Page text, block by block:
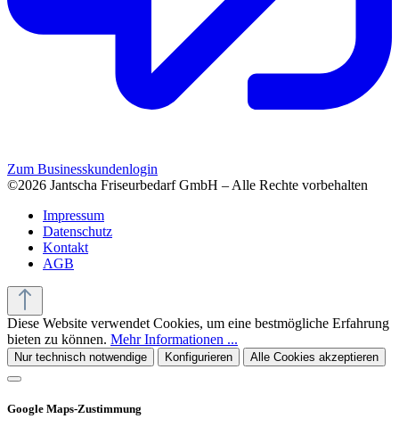
Zum Businesskundenlogin
©2026 Jantscha Friseurbedarf GmbH – Alle Rechte vorbehalten
Impressum
Datenschutz
Kontakt
AGB
Diese Website verwendet Cookies, um eine bestmögliche Erfahrung
bieten zu können. Mehr Informationen ...
Nur technisch notwendige Konfigurieren Alle Cookies akzeptieren
Google Maps-Zustimmung